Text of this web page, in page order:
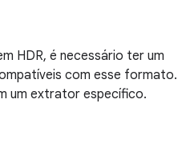
HDR, é necessário ter um
com esse formato.
um extrator específico.